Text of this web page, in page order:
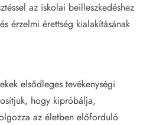
az iskolai beilleszkedéshez
érzelmi érettség kialakításának
elsődleges tevékenységi
hogy kipróbálja,
az életben előforduló